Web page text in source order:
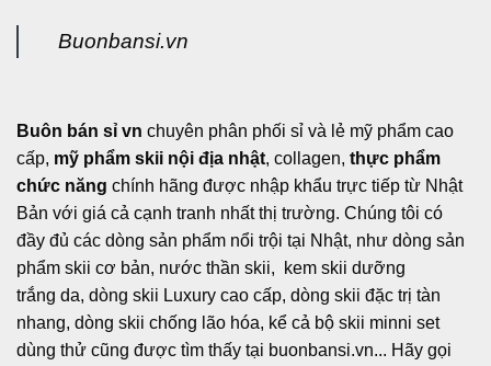
Buonbansi.vn
Buôn bán sỉ vn chuyên phân phối sỉ và lẻ mỹ phẩm cao
cấp, mỹ phẩm skii nội địa nhật, collagen, thực phẩm
chức năng chính hãng được nhập khẩu trực tiếp từ Nhật
Bản với giá cả cạnh tranh nhất thị trường. Chúng tôi có
đầy đủ các dòng sản phẩm nổi trội tại Nhật, như dòng sản
phẩm skii cơ bản, nước thần skii, kem skii dưỡng
trắng da, dòng skii Luxury cao cấp, dòng skii đặc trị tàn
nhang, dòng skii chống lão hóa, kể cả bộ skii minni set
dùng thử cũng được tìm thấy tại buonbansi.vn... Hãy gọi